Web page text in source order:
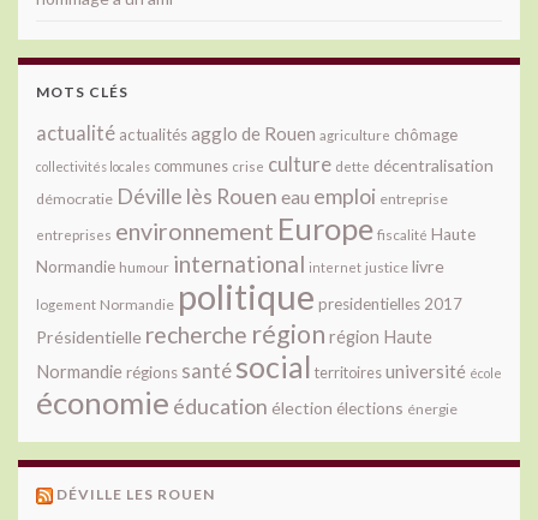
MOTS CLÉS
actualité actualitésagglo de Rouen agriculture chômage
collectivités locales communes crise culture dette décentralisation
démocratie Déville lès Rouen eau emploi entreprise
entreprises environnement Europe fiscalité Haute
Normandie humour international internet justice livre
logement Normandie politique presidentielles 2017
Présidentielle recherche région région Haute
Normandie régions santésocial territoiresuniversité école
économie éducation élection élections énergie
DÉVILLE LES ROUEN